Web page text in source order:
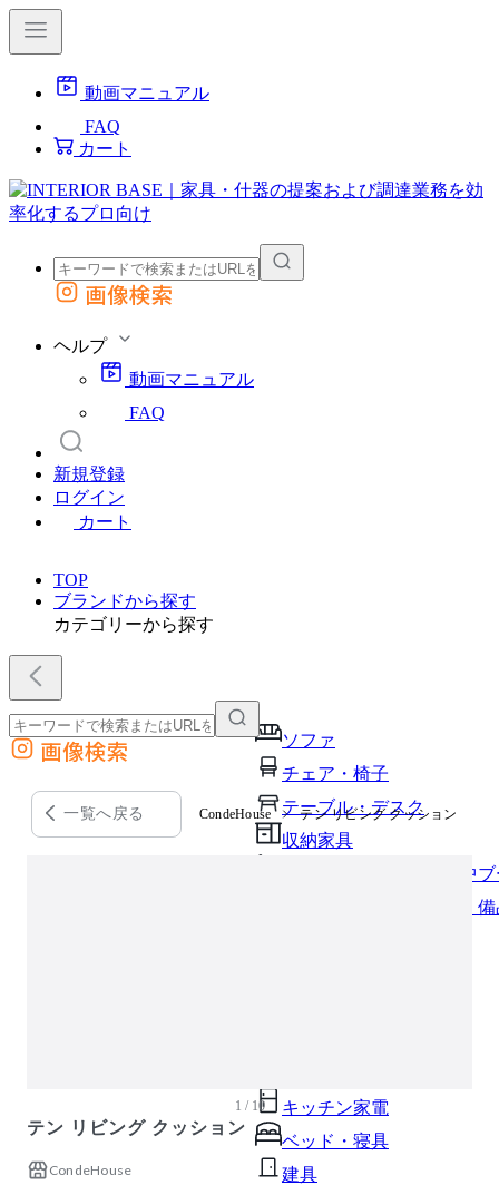
動画マニュアル
FAQ
カート
外部サイトの商品をカートに追加
画像検索
ヘルプ
動画マニュアル
FAQ
新規登録
ログイン
カート
TOP
ブランドから探す
カテゴリーから探す
ソファ
チェア・椅子
テーブル・デスク
収納家具
パーソナルブース・集中
オフィスアクセサリー・
キッチン家電
ベッド・寝具
建具
外部サイトの商品をカートに追加
他のサイトで見つけた商品ページのURLを貼り付けて、カートに追加できます
画像検索
一覧へ戻る CondeHouse テン リビング クッション
1 / 10
テン リビング クッション
CondeHouse